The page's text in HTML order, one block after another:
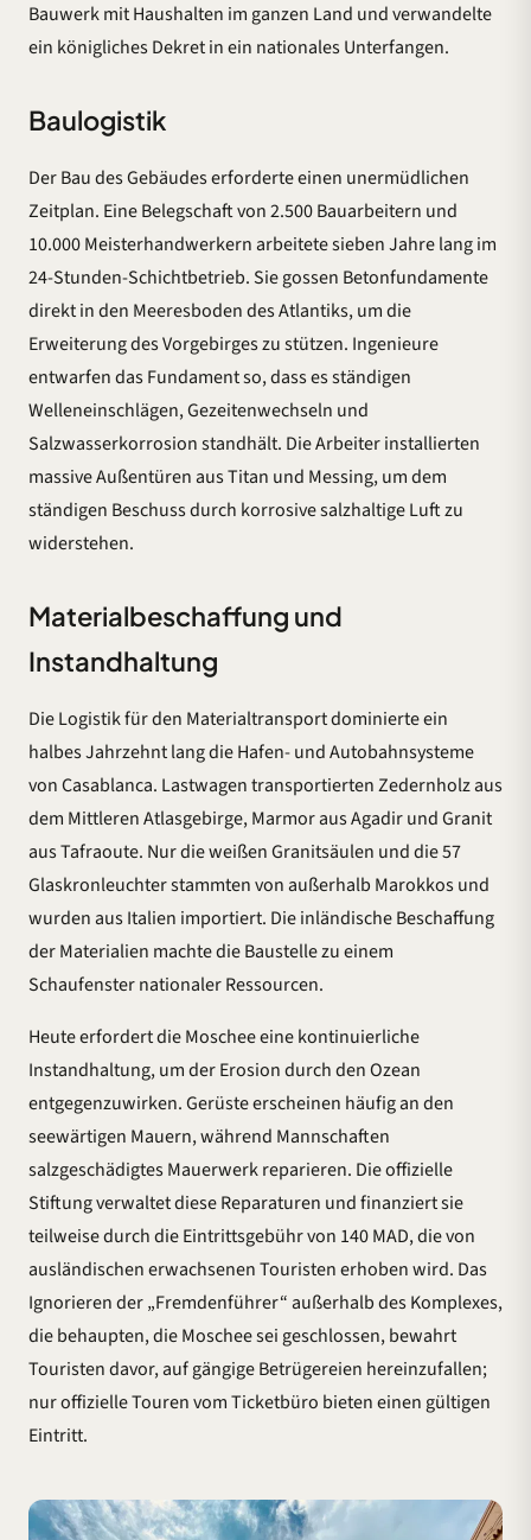
Bauwerk mit Haushalten im ganzen Land und verwandelte
ein königliches Dekret in ein nationales Unterfangen.
Baulogistik
Der Bau des Gebäudes erforderte einen unermüdlichen
Zeitplan. Eine Belegschaft von 2.500 Bauarbeitern und
10.000 Meisterhandwerkern arbeitete sieben Jahre lang im
24-Stunden-Schichtbetrieb. Sie gossen Betonfundamente
direkt in den Meeresboden des Atlantiks, um die
Erweiterung des Vorgebirges zu stützen. Ingenieure
entwarfen das Fundament so, dass es ständigen
Welleneinschlägen, Gezeitenwechseln und
Salzwasserkorrosion standhält. Die Arbeiter installierten
massive Außentüren aus Titan und Messing, um dem
ständigen Beschuss durch korrosive salzhaltige Luft zu
widerstehen.
Materialbeschaffung und
Instandhaltung
Die Logistik für den Materialtransport dominierte ein
halbes Jahrzehnt lang die Hafen- und Autobahnsysteme
von Casablanca. Lastwagen transportierten Zedernholz aus
dem Mittleren Atlasgebirge, Marmor aus Agadir und Granit
aus Tafraoute. Nur die weißen Granitsäulen und die 57
Glaskronleuchter stammten von außerhalb Marokkos und
wurden aus Italien importiert. Die inländische Beschaffung
der Materialien machte die Baustelle zu einem
Schaufenster nationaler Ressourcen.
Heute erfordert die Moschee eine kontinuierliche
Instandhaltung, um der Erosion durch den Ozean
entgegenzuwirken. Gerüste erscheinen häufig an den
seewärtigen Mauern, während Mannschaften
salzgeschädigtes Mauerwerk reparieren. Die offizielle
Stiftung verwaltet diese Reparaturen und finanziert sie
teilweise durch die Eintrittsgebühr von 140 MAD, die von
ausländischen erwachsenen Touristen erhoben wird. Das
Ignorieren der „Fremdenführer“ außerhalb des Komplexes,
die behaupten, die Moschee sei geschlossen, bewahrt
Touristen davor, auf gängige Betrügereien hereinzufallen;
nur offizielle Touren vom Ticketbüro bieten einen gültigen
Eintritt.